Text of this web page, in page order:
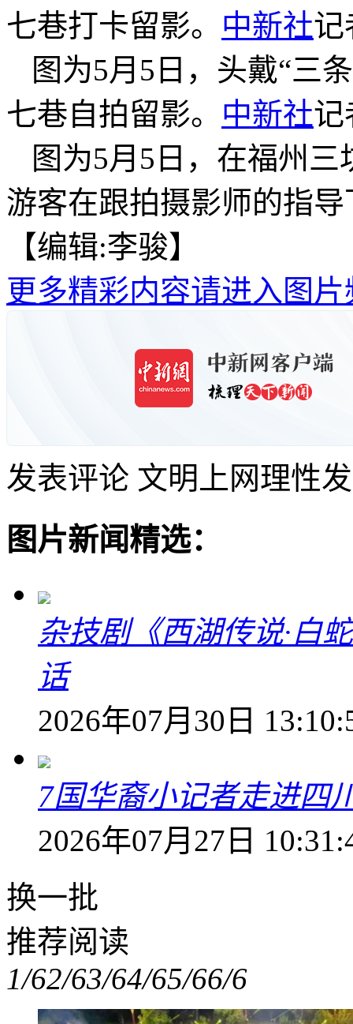
七巷打卡留影。 中新社记
图为5月5日，头戴“三
七巷自拍留影。 中新社记
图为5月5日，在福州
游客在跟拍摄影师的指
【编辑:李骏】
更多精彩内容请进入图片
发表评论 文明上网理性
图片新闻精选：
杂技剧《西湖传说·白
话
2026年07月30日
7国华裔小记者走进四
2026年07月27日
换一批
推荐阅读
1/62/63/64/65/66/6